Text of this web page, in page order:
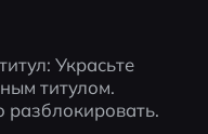
Украсьте
титулом.
разблокировать.